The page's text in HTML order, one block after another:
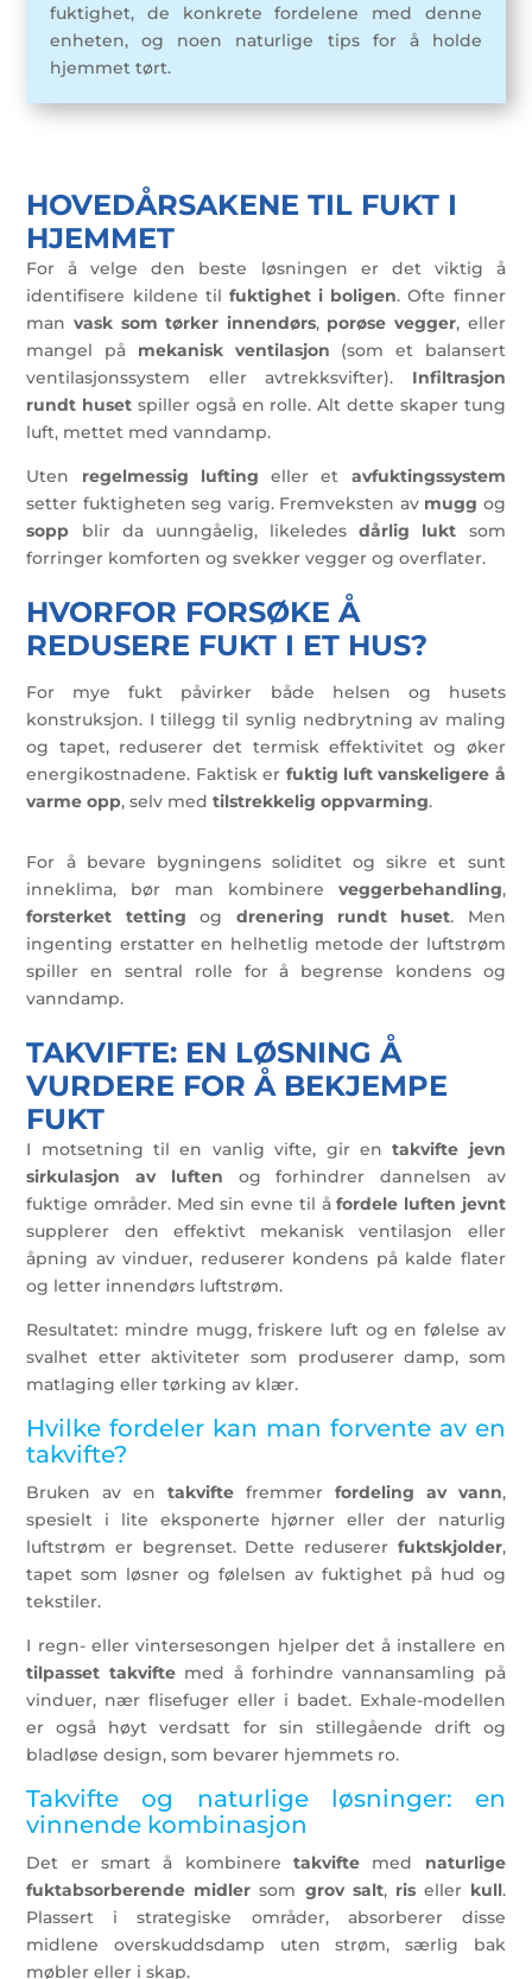
fuktighet, de konkrete fordelene med denne
enheten, og noen naturlige tips for å holde
hjemmet tørt.
HOVEDÅRSAKENE TIL FUKT I
HJEMMET
For å velge den beste løsningen er det viktig å
identifisere kildene til fuktighet i boligen. Ofte finner
manvask som tørker innendørs, porøse vegger, eller
mangel på mekanisk ventilasjon (som et balansert
ventilasjonssystem eller avtrekksvifter). Infiltrasjon
rundt huset spiller også en rolle. Alt dette skaper tung
luft, mettet med vanndamp.
Uten regelmessig lufting eller et avfuktingssystem
setter fuktigheten seg varig. Fremveksten av mugg og
sopp blir da uunngåelig, likeledesdårlig lukt som
forringer komforten og svekker vegger og overflater.
HVORFOR FORSØKE Å
REDUSERE FUKT I ET HUS?
For mye fukt påvirker både helsen og husets
konstruksjon. I tillegg til synlig nedbrytning av maling
og tapet, reduserer det termisk effektivitet og øker
energikostnadene. Faktisk er fuktig luft vanskeligere å
varme opp, selv medtilstrekkelig oppvarming.
For å bevare bygningens soliditet og sikre et sunt
inneklima, bør man kombinere veggerbehandling,
forsterket tetting og drenering rundt huset. Men
ingenting erstatter en helhetlig metode der luftstrøm
spiller en sentral rolle for å begrense kondens og
vanndamp.
TAKVIFTE: EN LØSNING Å
VURDERE FOR Å BEKJEMPE
FUKT
I motsetning til en vanlig vifte, gir entakvifte jevn
sirkulasjon av luften og forhindrer dannelsen av
fuktige områder. Med sin evne til åfordele luften jevnt
supplerer den effektivt mekanisk ventilasjon eller
åpning av vinduer, reduserer kondens på kalde flater
og letter innendørs luftstrøm.
Resultatet: mindre mugg, friskere luft og en følelse av
svalhet etter aktiviteter som produserer damp, som
matlaging eller tørking av klær.
Hvilke fordeler kan man forvente av en
takvifte?
Bruken av entakvifte fremmer fordeling av vann,
spesielt i lite eksponerte hjørner eller der naturlig
luftstrøm er begrenset. Dette reduserer fuktskjolder,
tapet som løsner og følelsen av fuktighet på hud og
tekstiler.
I regn- eller vintersesongen hjelper det å installere en
tilpasset takviftemed å forhindre vannansamling på
vinduer, nær flisefuger eller i badet. Exhale-modellen
er også høyt verdsatt for sin stillegående drift og
bladløse design, som bevarer hjemmets ro.
Takvifte og naturlige løsninger: en
vinnende kombinasjon
Det er smart å kombinere takviftemed naturlige
fuktabsorberende midler som grov salt, riseller kull.
Plassert i strategiske områder, absorberer disse
midlene overskuddsdamp uten strøm, særlig bak
møbler eller i skap.